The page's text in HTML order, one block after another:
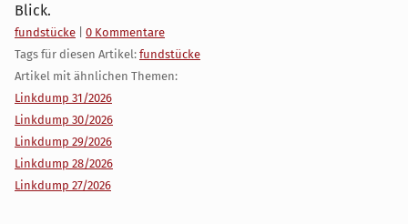
Blick.
Kategorien:
fundstücke
0 Kommentare
Tags für diesen Artikel: fundstücke
Artikel mit ähnlichen Themen:
Linkdump 31/2026
Linkdump 30/2026
Linkdump 29/2026
Linkdump 28/2026
Linkdump 27/2026